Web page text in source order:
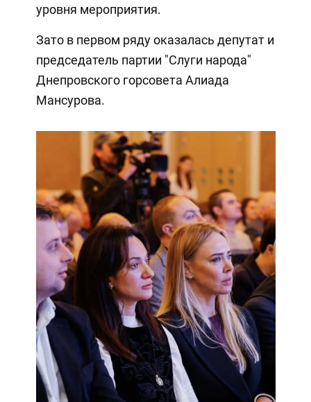
уровня мероприятия.
Зато в первом ряду оказалась депутат и
председатель партии "Слуги народа"
Днепровского горсовета Алиада
Мансурова.